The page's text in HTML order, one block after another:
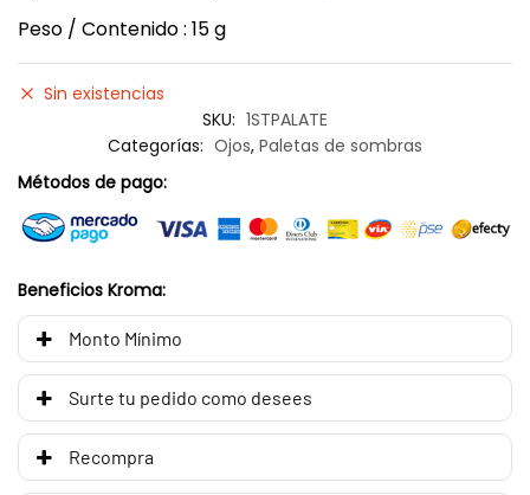
Peso / Contenido : 15 g
Sin existencias
SKU: 1STPALATE
Categorías: Ojos, Paletas de sombras
Métodos de pago:
Beneficios Kroma:
Monto Mínimo
Surte tu pedido como desees
Recompra